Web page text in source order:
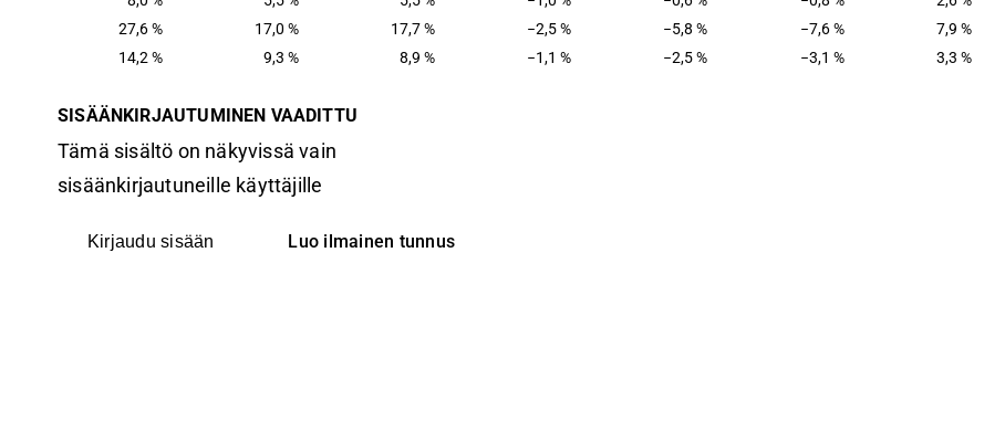
27,6 % 17,0 % 17,7 % −2,5 % −5,8 % −7,6 %
7,9 %
14,2 % 9,3 % 8,9 % −1,1 % −2,5 % −3,1 % 3,3 %
SISÄÄNKIRJAUTUMINEN VAADITTU
Tämä sisältö on näkyvissä vain
sisäänkirjautuneille käyttäjille
Kirjaudu sisään Luo ilmainen tunnus